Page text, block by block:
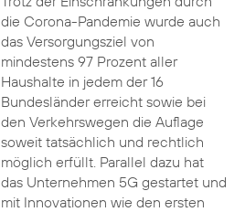
die Corona-Pandemie wurde auch
das Versorgungsziel von
mindestens 97 Prozent aller
Haushalte in jedem der 16
Bundesländer erreicht sowie bei
den Verkehrswegen die Auflage
soweit tatsächlich und rechtlich
möglich erfüllt. Parallel dazu hat
das Unternehmen 5G gestartet und
mit Innovationen wie den ersten